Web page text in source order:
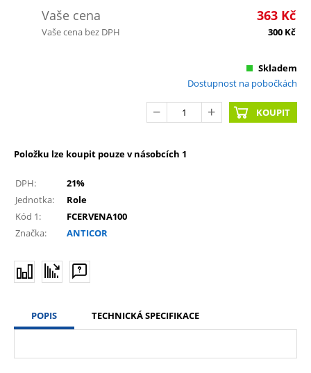
Vaše cena 363 Kč
Vaše cena bez DPH 300 Kč
Skladem
Dostupnost na pobočkách
KOUPIT
Položku lze koupit pouze v násobcích 1
DPH:
21%
Jednotka:
Role
Kód 1:
FCERVENA100
Značka:
ANTICOR
POPIS TECHNICKÁ SPECIFIKACE